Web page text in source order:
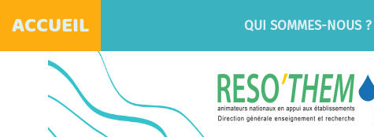
ACCUEIL QUI SOMMES-NOUS ?